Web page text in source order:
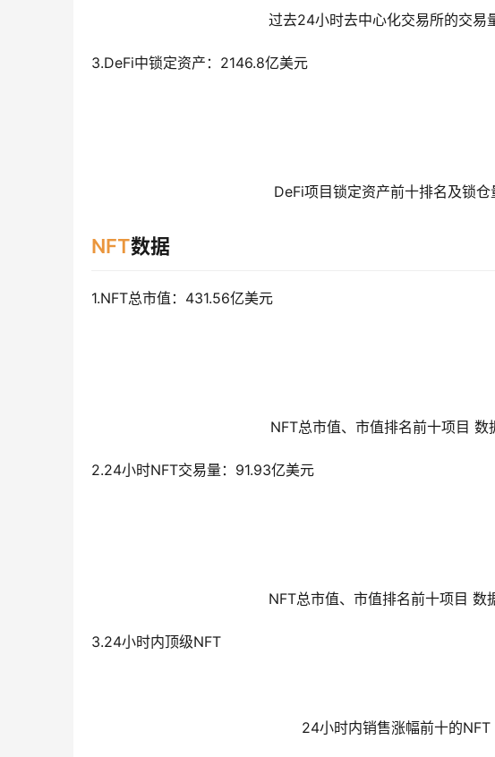
过去24小时去中心化交易所的交
3.DeFi中锁定资产：2146.8亿美元
DeFi项目锁定资产前十排名及锁
NFT数据
1.NFT总市值：431.56亿美元
NFT总市值、市值排名前十项目
2.24小时NFT交易量：91.93亿美元
NFT总市值、市值排名前十项目
3.24小时内顶级NFT
24小时内销售涨幅前十的